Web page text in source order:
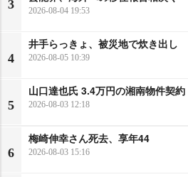
3 2026-08-04 19:53
4
井手らっきょ、被災地で炊き出し
2026-08-05 10:39
5
山口達也氏 3.4万円の湘南物件契約
2026-08-03 12:18
6
梅崎伸幸さん死去、享年44
2026-08-03 15:16